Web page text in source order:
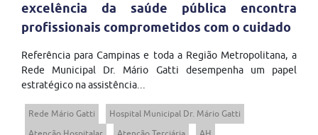
excelência da saúde pública encontra
profissionais comprometidos com o cuidado
Referência para Campinas e toda a Região Metropolitana, a
Rede Municipal Dr. Mário Gatti desempenha um papel
estratégico na assistência...
Rede Mário Gatti
Hospital Municipal Dr. Mário Gatti